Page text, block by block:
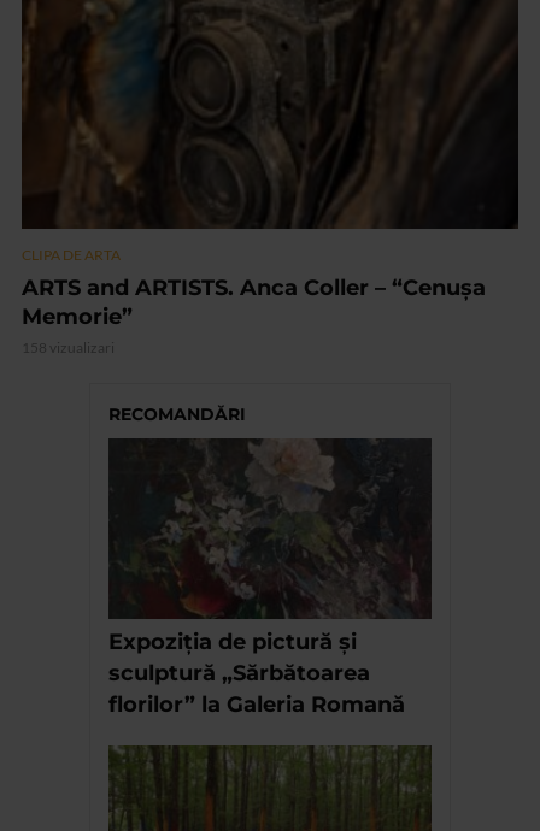
CLIPA DE ARTA
ARTS and ARTISTS. Anca Coller – “Cenușa
Memorie”
158 vizualizari
RECOMANDĂRI
Expoziția de pictură și
sculptură „Sărbătoarea
florilor” la Galeria Romană